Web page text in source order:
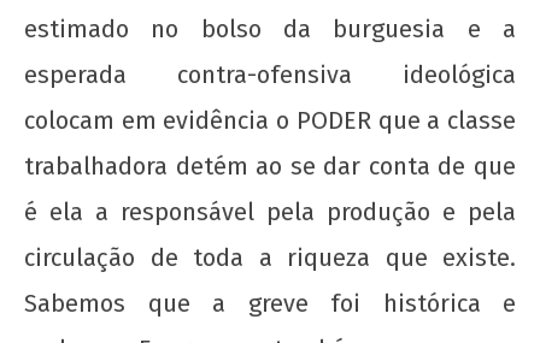
o que fazer com o sindicato mais importante
em Salvador?
5 de
estimado no bolso da burguesia e a
esperada contra-ofensiva ideológica
colocam em evidência o PODER que a classe
trabalhadora detém ao se dar conta de que
é ela a responsável pela produção e pela
circulação de toda a riqueza que existe.
Sabemos que a greve foi histórica e